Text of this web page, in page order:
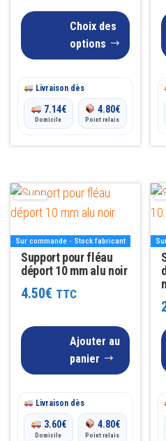
prix :
24.00€
Choix des
options
choisies
sur
produit
Livraison dès
7.14€
Domicile
4.80€
Point relais
Sur commande - Stock fabricant
Support pour fléau
déport 10 mm alu noir
4.50€ TTC
Ajouter au
panier
Livraison dès
3.60€
Domicile
4.80€
Point relais